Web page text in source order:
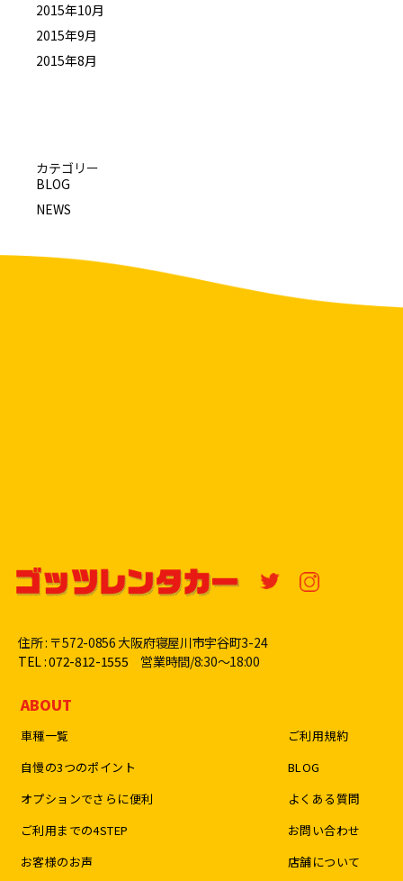
2015年10月
2015年9月
2015年8月
カテゴリー
BLOG
NEWS
住所 : 〒572-0856 大阪府寝屋川市宇谷町3-24
TEL : 072-812-1555 営業時間/8:30〜18:00
ABOUT
車種一覧
ご利用規約
自慢の3つのポイント
BLOG
オプションでさらに便利
よくある質問
ご利用までの4STEP
お問い合わせ
お客様のお声
店舗について